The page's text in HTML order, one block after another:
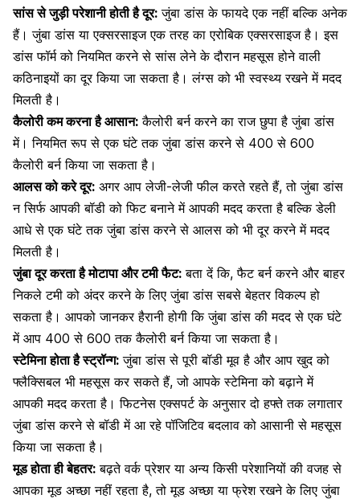
सांस से जुड़ी परेशानी होती है दूर: जुंबा डांस के फायदे एक नहीं बल्कि अनेक
हैं। जुंबा डांस या एक्सरसाइज एक तरह का एरोबिक एक्सरसाइज है। इस
डांस फॉर्म को नियमित करने से सांस लेने के दौरान महसूस होने वाली
कठिनाइयों का दूर किया जा सकता है। लंग्स को भी स्वस्थ्य रखने में मदद
मिलती है।
कैलोरी कम करना है आसान: कैलोरी बर्न करने का राज छुपा है जुंबा डांस
में। नियमित रूप से एक घंटे तक जुंबा डांस करने से 400 से 600
कैलोरी बर्न किया जा सकता है।
आलस को करे दूर: अगर आप लेजी-लेजी फील करते रहते हैं, तो जुंबा डांस
न सिर्फ आपकी बॉडी को फिट बनाने में आपकी मदद करता है बल्कि डेली
आधे से एक घंटे तक जुंबा डांस करने से आलस को भी दूर करने में मदद
मिलती है।
जुंबा दूर करता है मोटापा और टमी फैट: बता दें कि,फैट बर्नकरने और बाहर
निकले टमी को अंदर करने के लिए जुंबा डांस सबसे बेहतर विकल्प हो
सकता है। आपको जानकर हैरानी होगी कि जुंबा डांस की मदद से एक घंटे
में आप 400 से 600 तक कैलोरी बर्न किया जा सकता है।
स्टेमिना होता है स्ट्रॉन्ग: जुंबा डांस से पूरी बॉडी मूव है और आप खुद को
फ्लैक्सिबल भी महसूस कर सकते हैं, जो आपके स्टेमिना को बढ़ाने में
आपकी मदद करता है। फिटनेस एक्सपर्ट के अनुसार दो हफ्ते तक लगातार
जुंबा डांस करने से बॉडी में आ रहे पॉजिटिव बदलाव को आसानी से महसूस
किया जा सकता है।
मूड होता ही बेहतर: बढ़ते वर्क प्रेशर या अन्य किसी परेशानियों की वजह से
आपका मूड अच्छा नहीं रहता है, तो मूड अच्छा या फ्रेश रखने के लिए जुंबा